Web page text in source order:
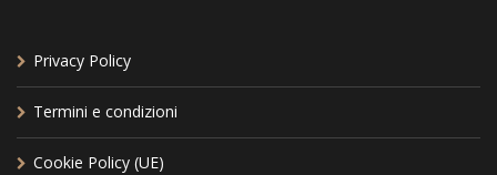
Privacy Policy
Termini e condizioni
Cookie Policy (UE)